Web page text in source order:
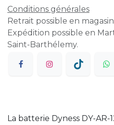
Conditions générales
Retrait possible en
Expédition possible en
Saint-Barthélemy.
La batterie Dyness DY-